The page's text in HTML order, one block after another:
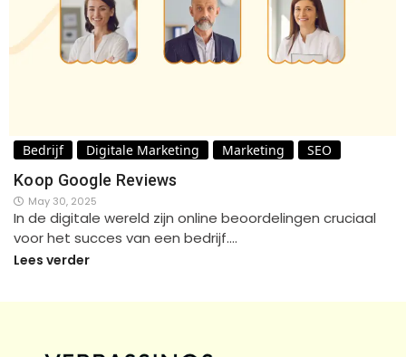
Bedrijf Digitale Marketing Marketing SEO
Koop Google Reviews
May 30, 2025
In de digitale wereld zijn online beoordelingen cruciaal
voor het succes van een bedrijf.…
Lees verder